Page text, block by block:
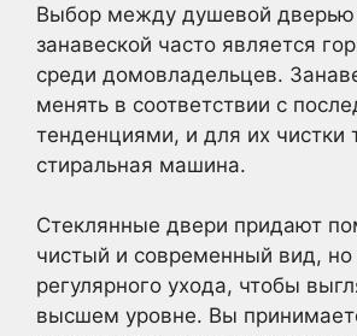
Выбор между душевой дверью
занавеской часто является
среди домовладельцев.
менять в соответствии с
тенденциями, и для их чистки
стиральная машина.
Стеклянные двери придают
чистый и современный вид, но
регулярного ухода, чтобы
высшем уровне. Вы